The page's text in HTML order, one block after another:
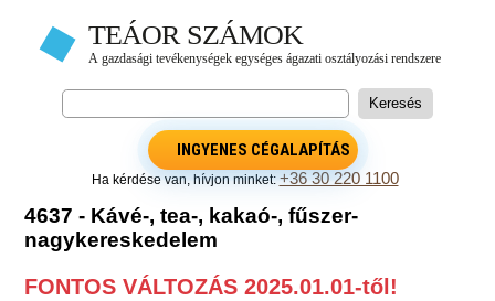
INGYENES CÉGALAPÍTÁS
Ha kérdése van, hívjon minket:+36 30 220 1100
4637 - Kávé-, tea-, kakaó-, fűszer-
nagykereskedelem
FONTOS VÁLTOZÁS 2025.01.01-től!